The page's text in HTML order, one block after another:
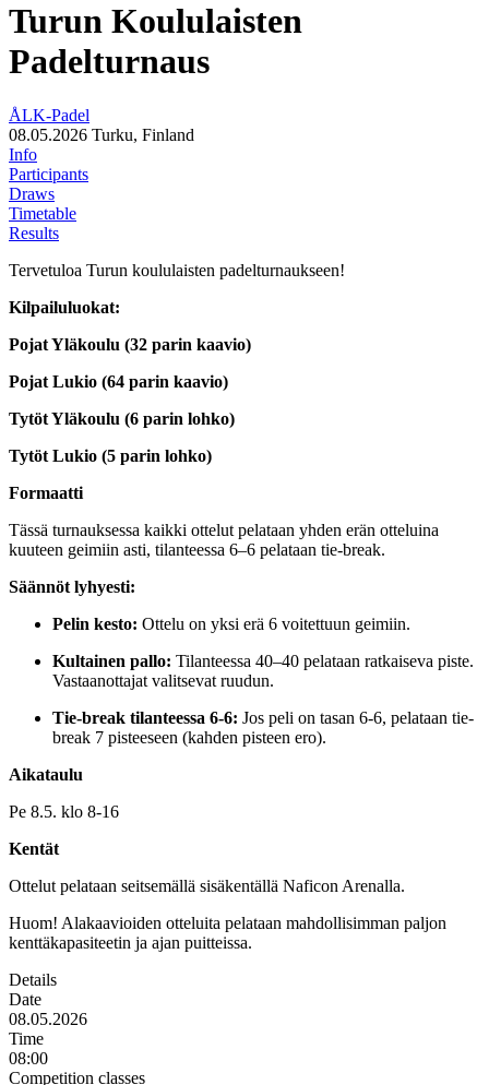
Turun Koululaisten
Padelturnaus
ÅLK-Padel
08.05.2026 Turku, Finland
Info
Participants
Draws
Timetable
Results
Tervetuloa Turun koululaisten padelturnaukseen!
Kilpailuluokat:
Pojat Yläkoulu (32 parin kaavio)
Pojat Lukio (64 parin kaavio)
Tytöt Yläkoulu (6 parin lohko)
Tytöt Lukio (5 parin lohko)
Formaatti
Tässä turnauksessa kaikki ottelut pelataan yhden erän otteluina
kuuteen geimiin asti, tilanteessa 6–6 pelataan tie-break.
Säännöt lyhyesti:
Pelin kesto: Ottelu on yksi erä 6 voitettuun geimiin.
Kultainen pallo: Tilanteessa 40–40 pelataan ratkaiseva piste.
Vastaanottajat valitsevat ruudun.
Tie-break tilanteessa 6-6: Jos peli on tasan 6-6, pelataan tie-
break 7 pisteeseen (kahden pisteen ero).
Aikataulu
Pe 8.5. klo 8-16
Kentät
Ottelut pelataan seitsemällä sisäkentällä Naficon Arenalla.
Huom! Alakaavioiden otteluita pelataan mahdollisimman paljon
kenttäkapasiteetin ja ajan puitteissa.
Details
Date
08.05.2026
Time
08:00
Competition classes